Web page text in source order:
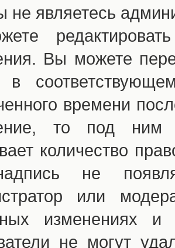
не являетесь
Вы можете
в
времени
то под ним
количество
не
или
изменениях
не могут